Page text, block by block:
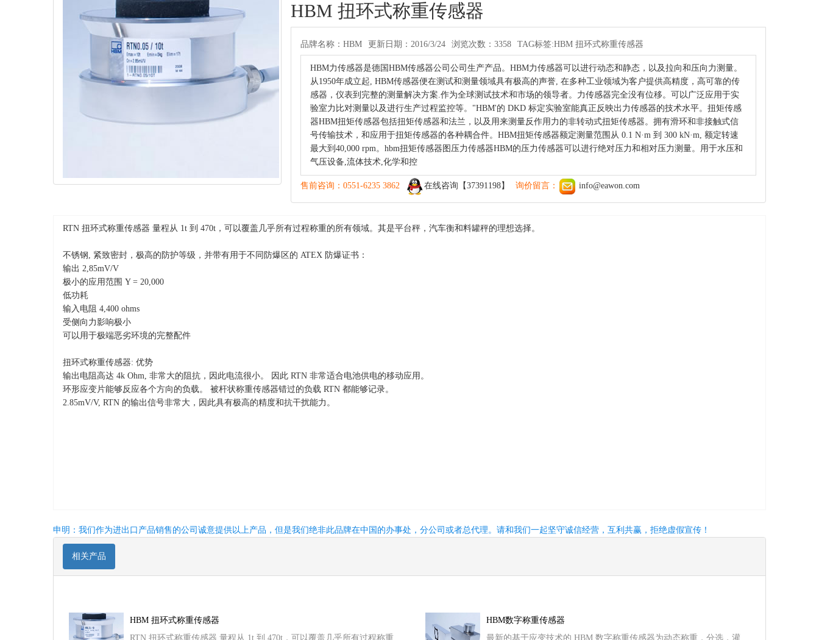
HBM 扭环式称重传感器
品牌名称：HBM 更新日期：2016/3/24 浏览次数：3358 TAG标签:HBM 扭环式称重传感器
HBM力传感器是德国HBM传感器公司公司生产产品。HBM力传感器可以进行动态和静态，以及拉向和压向力测量。
从1950年成立起, HBM传感器便在测试和测量领域具有极高的声誉, 在多种工业领域为客户提供高精度，高可靠的传
感器，仪表到完整的测量解决方案.作为全球测试技术和市场的领导者。力传感器完全没有位移。可以广泛应用于实
验室力比对测量以及进行生产过程监控等。"HBM'的 DKD 标定实验室能真正反映出力传感器的技术水平。扭矩传感
器HBM扭矩传感器包括扭矩传感器和法兰，以及用来测量反作用力的非转动式扭矩传感器。拥有滑环和非接触式信
号传输技术，和应用于扭矩传感器的各种耦合件。HBM扭矩传感器额定测量范围从 0.1 N·m 到 300 kN·m, 额定转速
最大到40,000 rpm。hbm扭矩传感器图压力传感器HBM的压力传感器可以进行绝对压力和相对压力测量。用于水压和
气压设备,流体技术,化学和控
售前咨询：0551-6235 3862 在线咨询【37391198】 询价留言： info@eawon.com
RTN 扭环式称重传感器 量程从 1t 到 470t，可以覆盖几乎所有过程称重的所有领域。其是平台秤，汽车衡和料罐秤的理想选择。
不锈钢, 紧致密封，极高的防护等级，并带有用于不同防爆区的 ATEX 防爆证书：
输出 2,85mV/V
极小的应用范围 Y = 20,000
低功耗
输入电阻 4,400 ohms
受侧向力影响极小
可以用于极端恶劣环境的完整配件
扭环式称重传感器: 优势
输出电阻高达 4k Ohm, 非常大的阻抗，因此电流很小。 因此 RTN 非常适合电池供电的移动应用。
环形应变片能够反应各个方向的负载。 被杆状称重传感器错过的负载 RTN 都能够记录。
2.85mV/V, RTN 的输出信号非常大，因此具有极高的精度和抗干扰能力。
申明：我们作为进出口产品销售的公司诚意提供以上产品，但是我们绝非此品牌在中国的办事处，分公司或者总代理。请和我们一起坚守诚信经营，互利共赢，拒绝虚假宣传！
相关产品
HBM 扭环式称重传感器
RTN 扭环式称重传感器 量程从 1t 到 470t，可以覆盖几乎所有过程称重
HBM数字称重传感器
最新的基于应变技术的 HBM 数字称重传感器为动态称重，分选，灌